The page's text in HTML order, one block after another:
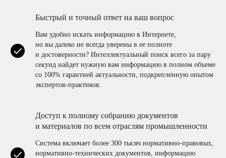
Быстрый и точный ответ на ваш вопрос
Вам удобно искать информацию в Интернете,
но вы далеко не всегда уверены в ее полноте
и достоверности? Интеллектуальный поиск всего за пару
секунд найдет нужную вам информацию в полном объеме
со 100% гарантией актуальности, подкрепленную опытом
экспертов-практиков.
Доступ к полному собранию документов
и материалов по всем отраслям промышленности
Система включает более 300 тысяч нормативно-правовых,
нормативно-технических документов, информацию